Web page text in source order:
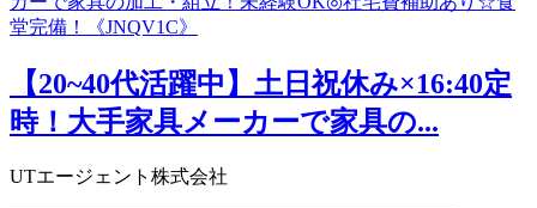
【20~40代活躍中】土日祝休み×16:40定
時！大手家具メーカーで家具の...
UTエージェント株式会社